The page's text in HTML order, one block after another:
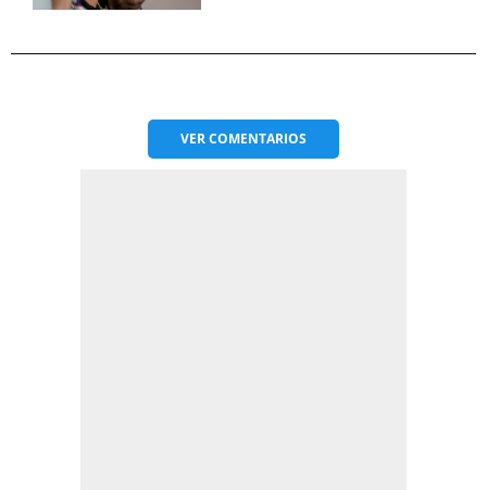
VERCOMENTARIOS